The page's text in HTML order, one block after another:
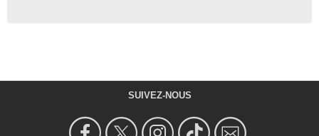
SUIVEZ-NOUS